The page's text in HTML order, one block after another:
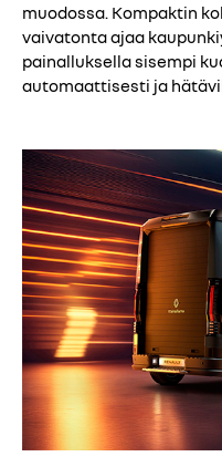
muodossa. Kompaktin
vaivatonta ajaa
painalluksella sisempi
automaattisesti ja